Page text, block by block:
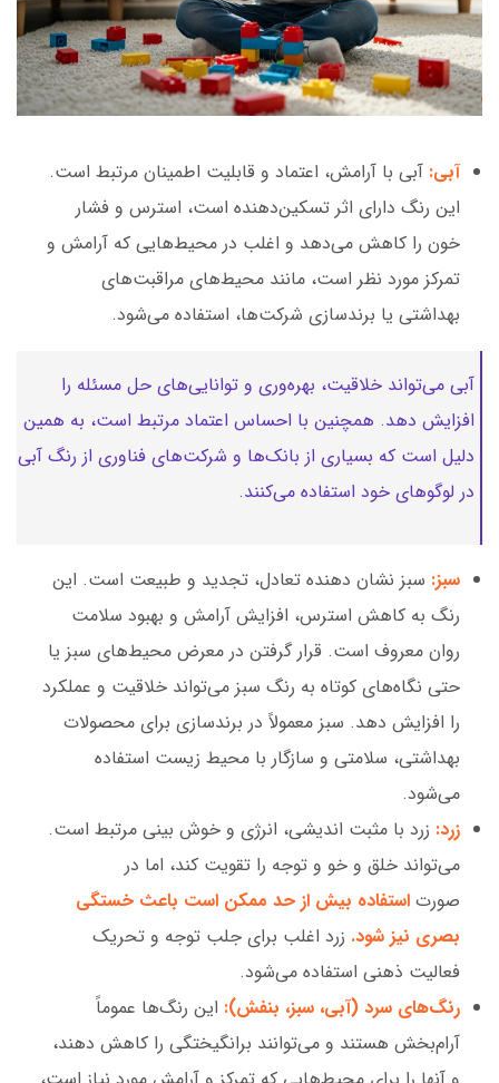
آبی: آبی با آرامش، اعتماد و قابلیت اطمینان مرتبط است.
این رنگ دارای اثر تسکین‌دهنده است، استرس و فشار
خون را کاهش می‌دهد و اغلب در محیط‌هایی که آرامش و
تمرکز مورد نظر است، مانند محیط‌های مراقبت‌های
بهداشتی یا برندسازی شرکت‌ها، استفاده می‌شود.
آبی می‌تواند خلاقیت، بهره‌وری و توانایی‌های حل مسئله را
افزایش دهد. همچنین با احساس اعتماد مرتبط است، به همین
دلیل است که بسیاری از بانک‌ها و شرکت‌های فناوری از رنگ آبی
در لوگوهای خود استفاده می‌کنند.
سبز: سبز نشان دهنده تعادل، تجدید و طبیعت است. این
رنگ به کاهش استرس، افزایش آرامش و بهبود سلامت
روان معروف است. قرار گرفتن در معرض محیط‌های سبز یا
حتی نگاه‌های کوتاه به رنگ سبز می‌تواند خلاقیت و عملکرد
را افزایش دهد. سبز معمولاً در برندسازی برای محصولات
بهداشتی، سلامتی و سازگار با محیط زیست استفاده
می‌شود.
زرد: زرد با مثبت اندیشی، انرژی و خوش بینی مرتبط است.
می‌تواند خلق و خو و توجه را تقویت کند، اما در
صورت استفاده بیش از حد ممکن است باعث خستگی
بصری نیز شود. زرد اغلب برای جلب توجه و تحریک
فعالیت ذهنی استفاده می‌شود.
رنگ‌های سرد (آبی، سبز، بنفش): این رنگ‌ها عموماً
آرام‌بخش هستند و می‌توانند برانگیختگی را کاهش دهند،